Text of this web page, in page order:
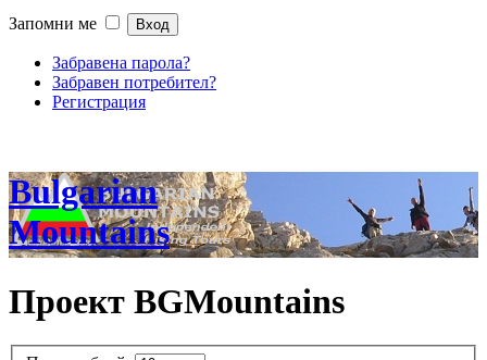
Запомни ме
Забравена парола?
Забравен потребител?
Регистрация
Bulgarian
Mountains
Проект BGMountains